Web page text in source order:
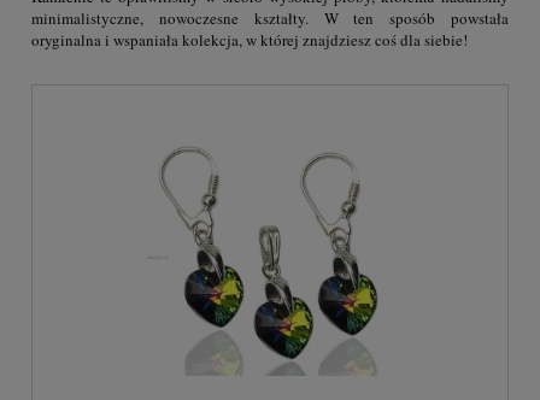
minimalistyczne, nowoczesne kształty. W ten sposób powstała
oryginalna i wspaniała kolekcja, w której znajdziesz coś dla siebie!